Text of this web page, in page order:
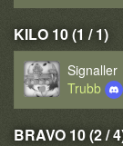
KILO 10 (1 / 1)
Signaller
Trubb
BRAVO 10 (2 /